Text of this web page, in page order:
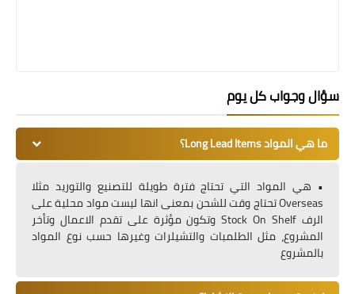
سؤال وجواب كل يوم
ما هي المواد Long Lead Items؟
• هي المواد التي تحتاج فترة طويلة للتصنيع والتوريد مثلا
Overseas تحتاج وقت للشحن بمعنى انها ليست مواد محلية على
الرف Stock On Shelf وتكون مؤثرة على تقدم الاعمال وتأخر
المشروع، مثل الطلمبات والتشيلرات وغيرها حسب نوع المواد
بالمشروع